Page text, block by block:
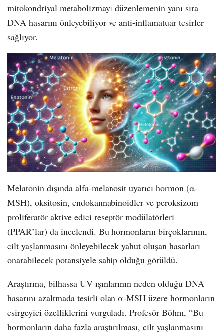
mitokondriyal metabolizmayı düzenlemenin yanı sıra
DNA hasarını önleyebiliyor ve anti-inflamatuar tesirler
sağlıyor.
Melatonin dışında alfa-melanosit uyarıcı hormon (α-
MSH), oksitosin, endokannabinoidler ve peroksizom
proliferatör aktive edici reseptör modülatörleri
(PPAR’lar) da incelendi. Bu hormonların birçoklarının,
cilt yaşlanmasını önleyebilecek yahut oluşan hasarları
onarabilecek potansiyele sahip olduğu görüldü.
Araştırma, bilhassa UV ışınlarının neden olduğu DNA
hasarını azaltmada tesirli olan α-MSH üzere hormonların
esirgeyici özelliklerini vurguladı. Profesör Böhm, “Bu
hormonların daha fazla araştırılması, cilt yaşlanmasını